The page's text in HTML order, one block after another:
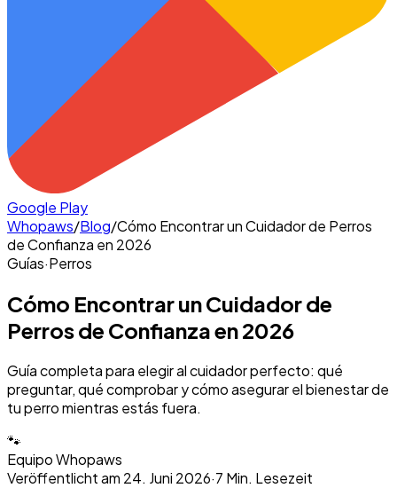
Google Play
Whopaws/Blog/Cómo Encontrar un Cuidador de Perros
de Confianza en 2026
Guías·Perros
Cómo Encontrar un Cuidador de
Perros de Confianza en 2026
Guía completa para elegir al cuidador perfecto: qué
preguntar, qué comprobar y cómo asegurar el bienestar de
tu perro mientras estás fuera.
🐾
Equipo Whopaws
Veröffentlicht am 24. Juni 2026·7 Min. Lesezeit